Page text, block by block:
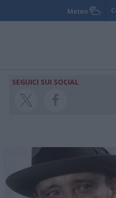
Meteo
SEGUICI SUI SOCIAL